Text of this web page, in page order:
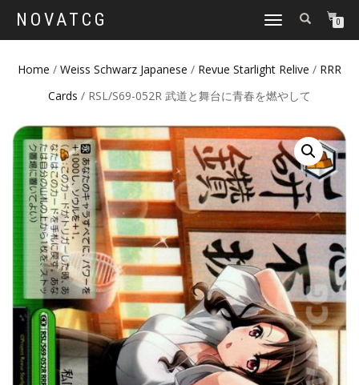
NOVATCG
TOGGLE
0
Home / Weiss Schwarz Japanese / Revue Starlight Relive / RRR
Cards / RSL/S69-052R 武道と舞台に青春を燃やして